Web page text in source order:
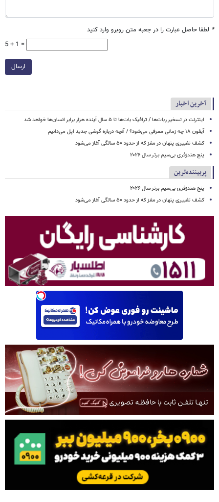
* لطفا حاصل عبارت را در جعبه متن روبرو وارد کنید
5 + 1 =
ارسال
آخرین اخبار
اینترنت در تسخیر ربات‌ها / ترافیک بات‌ها تا ۵ سال آینده هزار برابر انسان‌ها خواهد شد
آیفون ۱۸ چه زمانی معرفی می‌شود؟ / آنچه درباره گوشی جدید اپل می‌دانیم
کشف تغییری پنهان در مغز که از حدود ۵۰ سالگی آغاز می‌شود
پنج هندزفری بی‌سیم برتر سال ۲۰۲۶
پربیننده‌ترین
پنج هندزفری بی‌سیم برتر سال ۲۰۲۶
کشف تغییری پنهان در مغز که از حدود ۵۰ سالگی آغاز می‌شود